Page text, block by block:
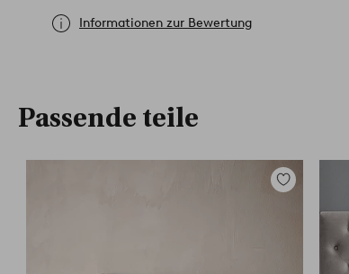
Informationen zur Bewertung
Passende teile
Zu
hinzufügen